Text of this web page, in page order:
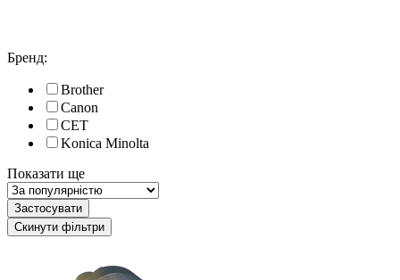
Бренд:
Brother
Canon
CET
Konica Minolta
Показати ще
Застосувати
Скинути фільтри